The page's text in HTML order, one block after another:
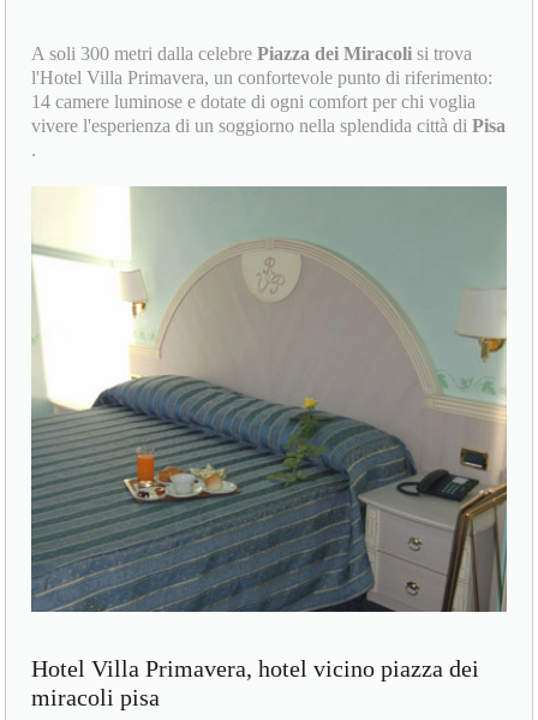
A soli 300 metri dalla celebrePiazza dei Miracoli si trova
l'Hotel Villa Primavera, un confortevole punto di riferimento:
14 camere luminose e dotate di ogni comfort per chi voglia
vivere l'esperienza di un soggiorno nella splendida città diPisa
.
Hotel Villa Primavera, hotel vicino piazza dei
miracoli pisa